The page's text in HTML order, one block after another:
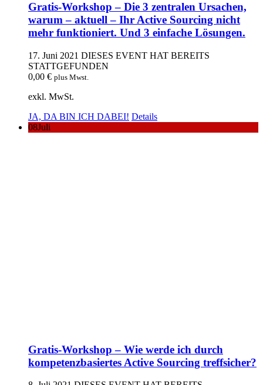
Gratis-Workshop – Die 3 zentralen Ursachen,
warum – aktuell – Ihr Active Sourcing nicht
mehr funktioniert. Und 3 einfache Lösungen.
17. Juni 2021 DIESES EVENT HAT BEREITS
STATTGEFUNDEN
0,00 € plus Mwst.
exkl. MwSt.
JA, DA BIN ICH DABEI! Details
08Juli
Gratis-Workshop – Wie werde ich durch
kompetenzbasiertes Active Sourcing treffsicher?